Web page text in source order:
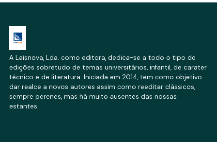
A Laisnova, Lda. como editora, dedica-se a todo o tipo de
edições sobretudo de temas universitários, infantil, de carater
técnico e de literatura. Iniciada em 2014, tem como objetivo
dar realce a novos autores assim como reeditar clássicos,
sempre perenes, mas há muito ausentes das nossas
estantes.